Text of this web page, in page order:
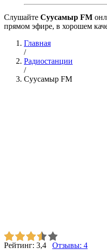
Cлушайте Суусамыр FM
прямом эфире, в хорошем
Главная
/
Радиостанции
/
Суусамыр FM
Рейтинг: 3,4 Отзывы: 4